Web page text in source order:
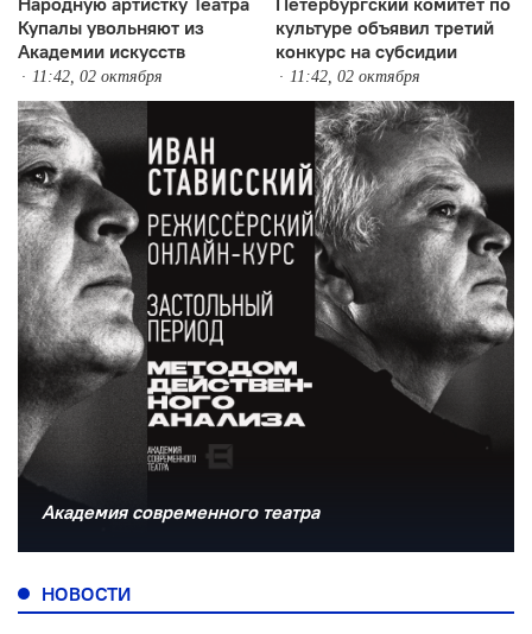
Купалы увольняют из
Академии искусств
11:42, 02 октября
культуре объявил третий
конкурс на субсидии
11:42, 02 октября
Академия современного театра
НОВОСТИ